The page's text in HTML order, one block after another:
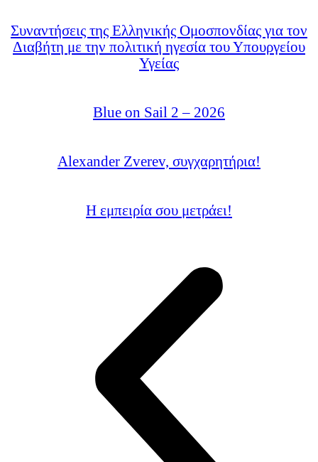
Συναντήσεις της Ελληνικής Ομοσπονδίας για τον
Διαβήτη με την πολιτική ηγεσία του Υπουργείου
Υγείας
Blue on Sail 2 – 2026
Alexander Zverev, συγχαρητήρια!
Η εμπειρία σου μετράει!